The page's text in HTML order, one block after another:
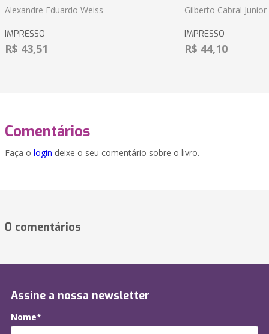
Alexandre Eduardo Weiss
IMPRESSO
R$ 43,51
Gilberto Cabral Junior
IMPRESSO
R$ 44,10
Comentários
Faça o login deixe o seu comentário sobre o livro.
0 comentários
Assine a nossa newsletter
Nome*